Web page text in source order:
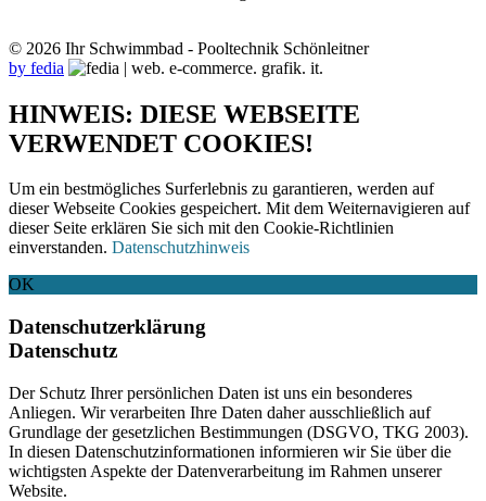
© 2026 Ihr Schwimmbad - Pooltechnik Schönleitner
by fedia
HINWEIS: DIESE WEBSEITE
VERWENDET COOKIES!
Um ein bestmögliches Surferlebnis zu garantieren, werden auf
dieser Webseite Cookies gespeichert. Mit dem Weiternavigieren auf
dieser Seite erklären Sie sich mit den Cookie-Richtlinien
einverstanden. Datenschutzhinweis
OK
Datenschutzerklärung
Datenschutz
Der Schutz Ihrer persönlichen Daten ist uns ein besonderes
Anliegen. Wir verarbeiten Ihre Daten daher ausschließlich auf
Grundlage der gesetzlichen Bestimmungen (DSGVO, TKG 2003).
In diesen Datenschutzinformationen informieren wir Sie über die
wichtigsten Aspekte der Datenverarbeitung im Rahmen unserer
Website.